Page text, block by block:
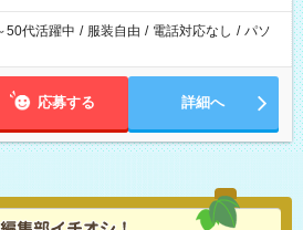
50代活躍中 / 服装自由 / 電話対応なし / パソ
応募する 詳細へ